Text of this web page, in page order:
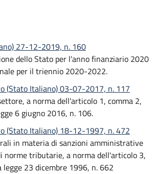
27-12-2019, n. 160
dello Stato per l'anno finanziario 2020
per il triennio 2020-2022.
(Stato Italiano) 03-07-2017, n. 117
a norma dell'articolo 1, comma 2,
6 giugno 2016, n. 106.
(Stato Italiano) 18-12-1997, n. 472
in materia di sanzioni amministrative
norme tributarie, a norma dell'articolo 3,
legge 23 dicembre 1996, n. 662